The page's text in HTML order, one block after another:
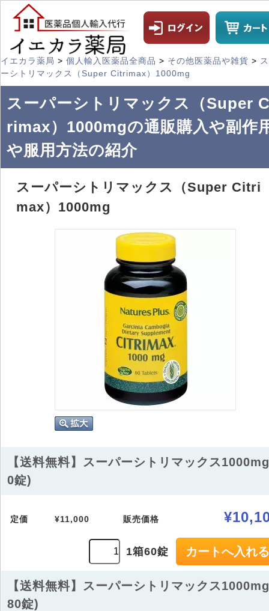
イエカラ薬局 > 個人輸入医薬品全商品 > その他医薬品や雑貨 >
ーシトリマックス（Super Citrimax）1000mg
スーパーシトリマックス（Super
rimax）1000mgの通販購入や副作
や服用方法の紹介
スーパーシトリマックス（Super Citri
max）1000mg
【送料無料】スーパーシトリマックス
0錠)
定価 ¥11,000 販売価格
1箱60錠
【送料無料】スーパーシトリマックス
80錠)